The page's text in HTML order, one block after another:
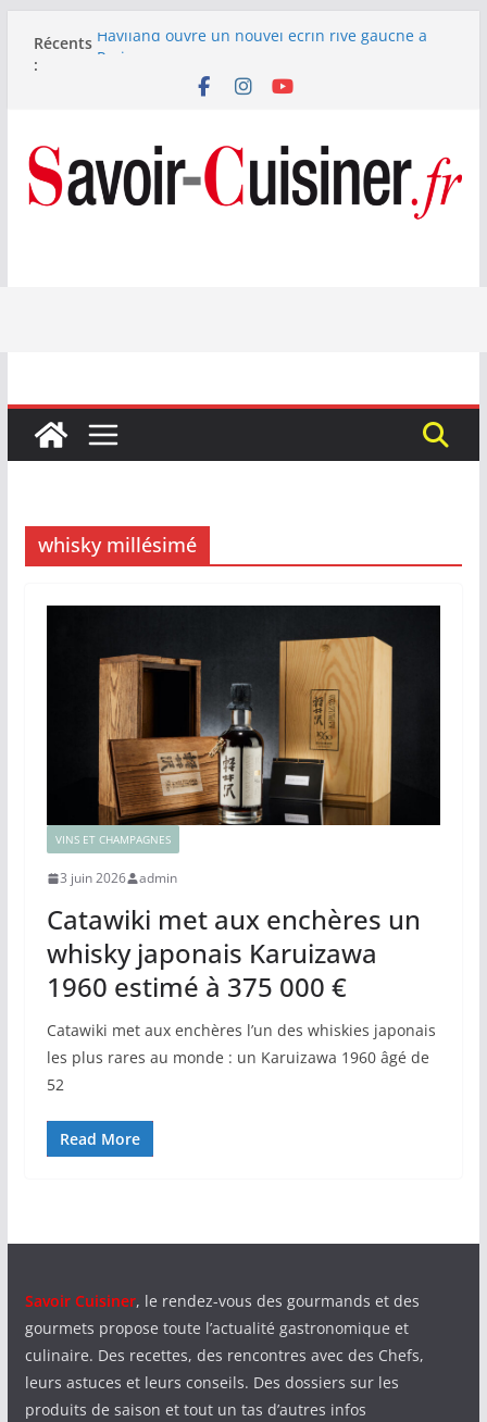
Récents
:
Haviland ouvre un nouvel écrin rive gauche à
Nous avons testé le four à pizza électrique
Little Ice 700 W
Fête des Pères : le digestif se fait gourmand avec
Laphroaig et Arnaud Larher
Catawiki met aux enchères un whisky japonais
whisky millésimé
VINS ET CHAMPAGNES
3 juin 2026 admin
Catawiki met aux enchères un
whisky japonais Karuizawa
1960 estimé à 375 000 €
Catawiki met aux enchères l’un des whiskies japonais
les plus rares au monde : un Karuizawa 1960 âgé de
52
Read More
Savoir Cuisiner, le rendez-vous des gourmands et des
gourmets propose toute l’actualité gastronomique et
culinaire. Des recettes, des rencontres avec des Chefs,
leurs astuces et leurs conseils. Des dossiers sur les
produits de saison et tout un tas d’autres infos